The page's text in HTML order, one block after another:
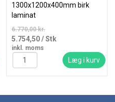
1300x1200x400mm birk
laminat
6.770,00 kr.
5.754,50/ Stk
inkl. moms
Læg i kurv